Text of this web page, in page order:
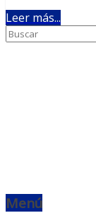
Leer más...
Menú